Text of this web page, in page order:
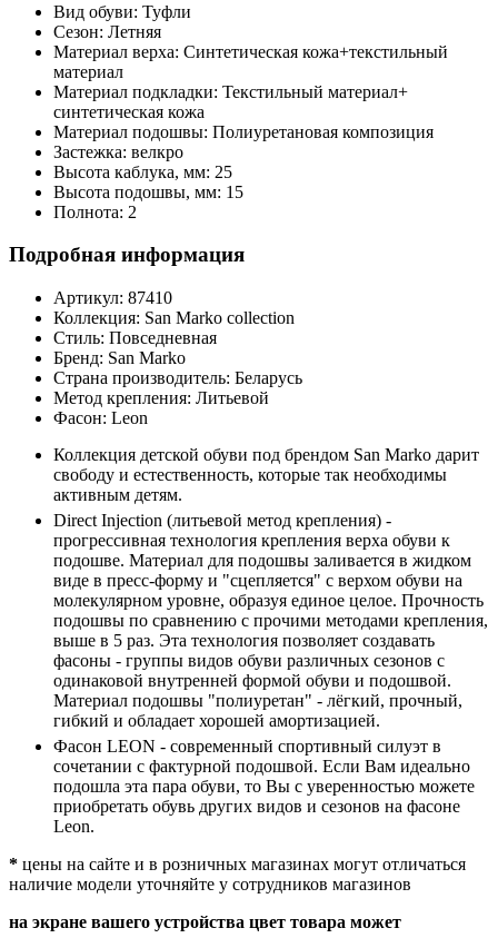
Вид обуви: Туфли
Сезон: Летняя
Материал верха: Синтетическая кожа+текстильный
материал
Материал подкладки: Текстильный материал+
синтетическая кожа
Материал подошвы: Полиуретановая композиция
Застежка: велкро
Высота каблука, мм: 25
Высота подошвы, мм: 15
Полнота: 2
Подробная информация
Артикул: 87410
Коллекция: San Marko collection
Стиль: Повседневная
Бренд: San Marko
Страна производитель: Беларусь
Метод крепления: Литьевой
Фасон: Leon
Коллекция детской обуви под брендом San Marko дарит
свободу и естественность, которые так необходимы
активным детям.
Direct Injection (литьевой метод крепления) -
прогрессивная технология крепления верха обуви к
подошве. Материал для подошвы заливается в жидком
виде в пресс-форму и "сцепляется" с верхом обуви на
молекулярном уровне, образуя единое целое. Прочность
подошвы по сравнению с прочими методами крепления,
выше в 5 раз. Эта технология позволяет создавать
фасоны - группы видов обуви различных сезонов с
одинаковой внутренней формой обуви и подошвой.
Материал подошвы "полиуретан" - лёгкий, прочный,
гибкий и обладает хорошей амортизацией.
Фасон LEON - современный спортивный силуэт в
сочетании с фактурной подошвой. Если Вам идеально
подошла эта пара обуви, то Вы с уверенностью можете
приобретать обувь других видов и сезонов на фасоне
Leon.
* цены на сайте и в розничных магазинах могут отличаться
наличие модели уточняйте у сотрудников магазинов
на экране вашего устройства цвет товара может